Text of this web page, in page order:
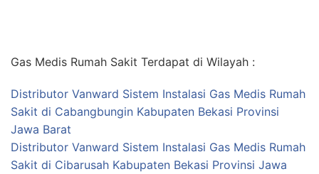
Gas Medis Rumah Sakit Terdapat di Wilayah :
Distributor Vanward Sistem Instalasi Gas Medis Rumah
Sakit di Cabangbungin Kabupaten Bekasi Provinsi
Jawa Barat
Distributor Vanward Sistem Instalasi Gas Medis Rumah
Sakit di Cibarusah Kabupaten Bekasi Provinsi Jawa